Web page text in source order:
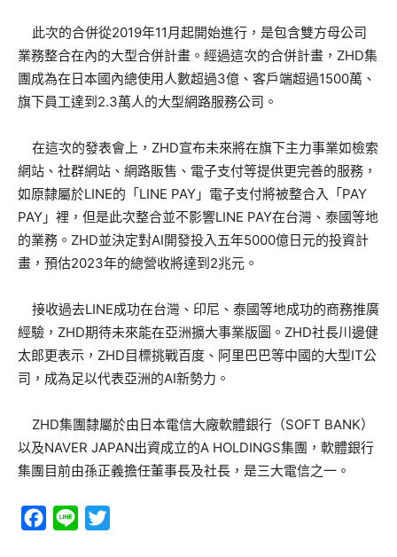
此次的合併從2019年11月起開始進行，是包含雙方母公司
業務整合在內的大型合併計畫。經過這次的合併計畫，ZHD集
團成為在日本國內總使用人數超過3億、客戶端超過1500萬、
旗下員工達到2.3萬人的大型網路服務公司。
在這次的發表會上，ZHD宣布未來將在旗下主力事業如檢索
網站、社群網站、網路販售、電子支付等提供更完善的服務，
如原隸屬於LINE的「LINE PAY」電子支付將被整合入「PAY
PAY」裡，但是此次整合並不影響LINE PAY在台灣、泰國等地
的業務。ZHD並決定對AI開發投入五年5000億日元的投資計
畫，預估2023年的總營收將達到2兆元。
接收過去LINE成功在台灣、印尼、泰國等地成功的商務推廣
經驗，ZHD期待未來能在亞洲擴大事業版圖。ZHD社長川邊健
太郎更表示，ZHD目標挑戰百度、阿里巴巴等中國的大型IT公
司，成為足以代表亞洲的AI新勢力。
ZHD集團隸屬於由日本電信大廠軟體銀行（SOFT BANK）
以及NAVER JAPAN出資成立的A HOLDINGS集團，軟體銀行
集團目前由孫正義擔任董事長及社長，是三大電信之一。
Facebook
Line